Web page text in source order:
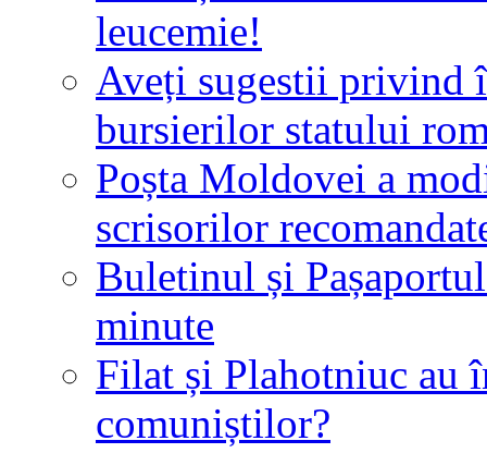
leucemie!
Aveți sugestii privind
bursierilor statului
Poșta Moldovei a
scrisorilor
Buletinul și
minute
Filat și Plahotniuc au
comuniștilor?